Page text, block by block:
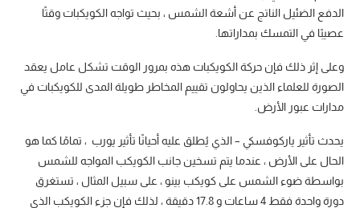
الدفع الضئيل الناتج عن أشعة الشمس ، بحيث تواجه الكويكبات وقتًا
عصيبًا في التمسك بمداراتها.
وعلى إثر ذلك فإن حركة الكويكبات هذه بمرور الوقت تشكل عامل يعقد
الصورة للعلماء الذين يحاولون تقييم المخاطر طويلة المدى للكويكبات في
مدارات عبور الأرض.
يحدث تأثير ياركوفسكي – الذي يُطلق عليه أحيانًا تأثير يورب ، تمامًا كما هو
الحال على الأرض ، عندما يتم تسخين جانب الكويكب المواجه للشمس
بواسطة ضوء الشمس على كويكب بينو ، على سبيل المثال ، تستغرق
دورة واحدة فقط 4 ساعات و 17.8 دقيقة ، لذلك فإن جزء الكويكب الذي